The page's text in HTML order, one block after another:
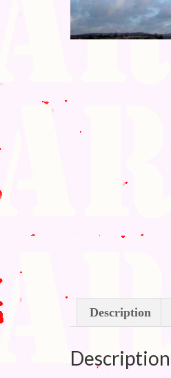
Description
Description